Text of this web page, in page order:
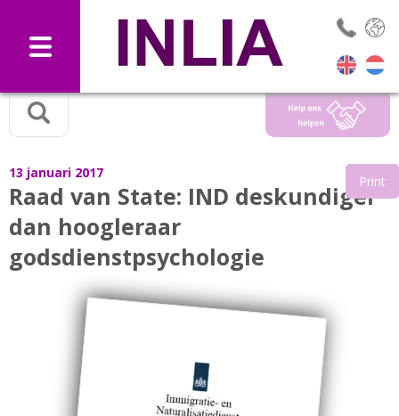
13 januari 2017
Raad van State: IND deskundiger
dan hoogleraar
godsdienstpsychologie
Print